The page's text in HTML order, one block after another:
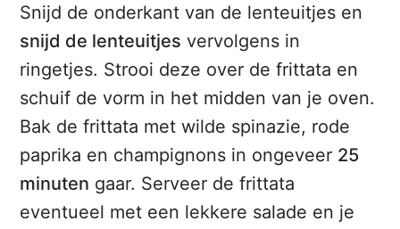
Snijd de onderkant van de lenteuitjes en
snijd de lenteuitjes vervolgens in
ringetjes. Strooi deze over de frittata en
schuif de vorm in het midden van je oven.
Bak de frittata met wilde spinazie, rode
paprika en champignons in ongeveer 25
minuten gaar. Serveer de frittata
eventueel met een lekkere salade en je